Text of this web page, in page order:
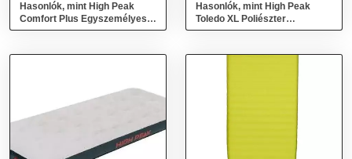
Hasonlók, mint High Peak
Comfort Plus Egyszemélyes
felfújható matrac - Szürke/Kék
Hasonlók, mint High Peak
Toledo XL Poliészter
Alumínium Egyszemélyes ágy